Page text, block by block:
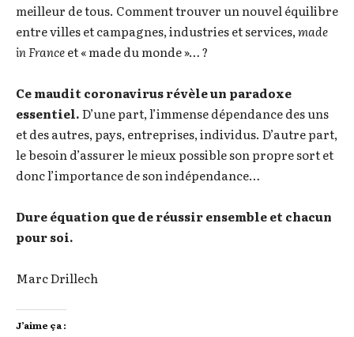
meilleur de tous. Comment trouver un nouvel équilibre
entre villes et campagnes, industries et services,made
in Franceet « made du monde »… ?
Ce maudit coronavirus révèle un paradoxe
essentiel.D’une part, l’immense dépendance des uns
et des autres, pays, entreprises, individus. D’autre part,
le besoin d’assurer le mieux possible son propre sort et
donc l’importance de son indépendance…
Dure équation que de réussir ensemble et chacun
pour soi.
Marc Drillech
J’aime ça :